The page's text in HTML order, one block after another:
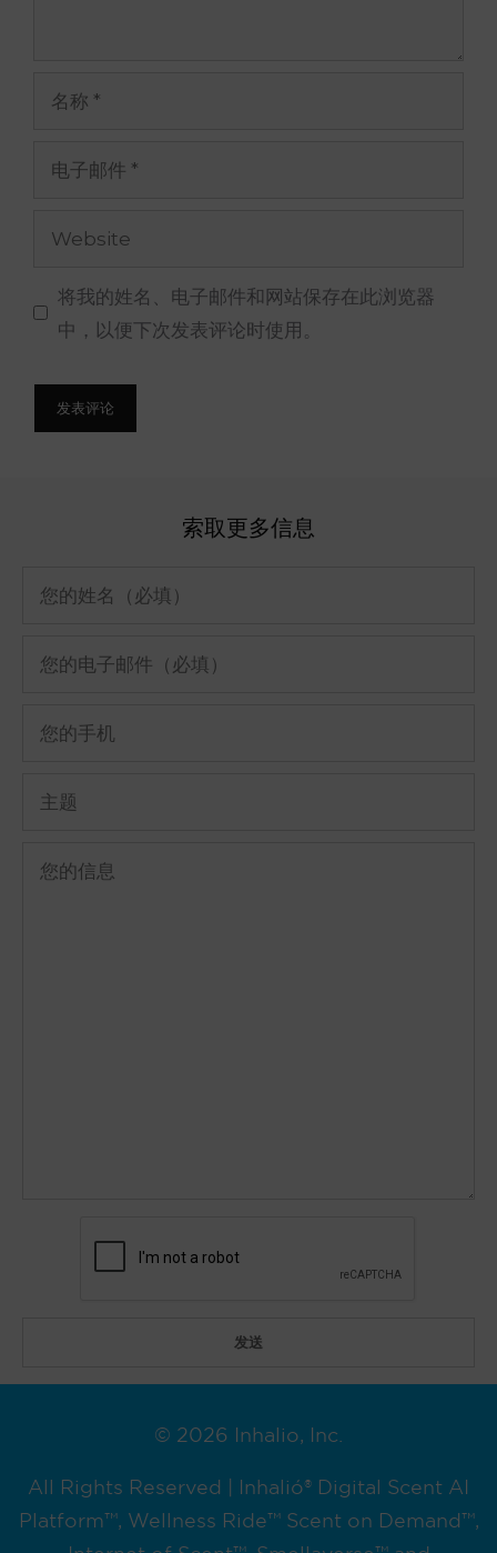
将我的姓名、电子邮件和网站保存在此浏览器
中，以便下次发表评论时使用。
索取更多信息
© 2026 Inhalio, Inc.
All Rights Reserved | Inhalió® Digital Scent AI
Platform™, Wellness Ride™ Scent on Demand™,